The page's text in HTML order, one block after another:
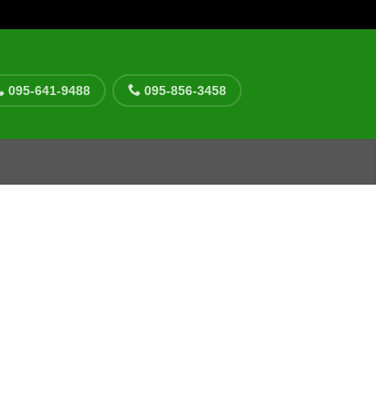
095-641-9488 095-856-3458